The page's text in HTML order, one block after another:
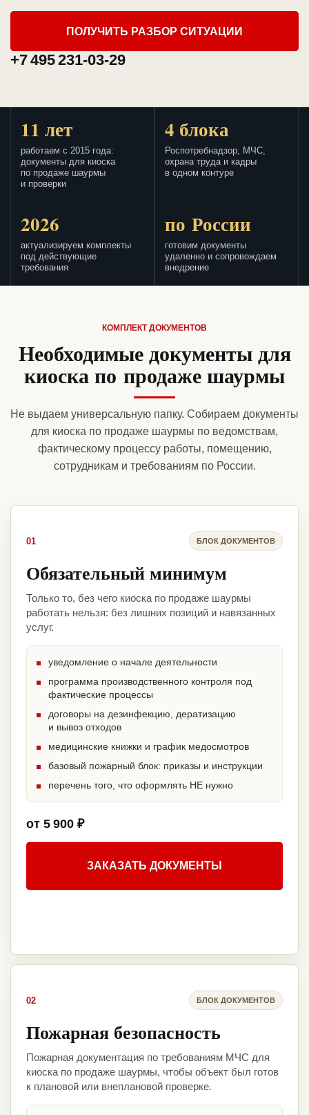
ПОЛУЧИТЬ РАЗБОР СИТУАЦИИ
+7 495 231-03-29
11 лет
работаем с 2015 года:
документы для киоска
по продаже шаурмы
и проверки
4 блока
Роспотребнадзор, МЧС,
охрана труда и кадры
в одном контуре
2026
актуализируем комплекты
под действующие
требования
по России
готовим документы
удаленно и сопровождаем
внедрение
КОМПЛЕКТ ДОКУМЕНТОВ
Необходимые документы для
киоска по продаже шаурмы
Не выдаем универсальную папку. Собираем документы
для киоска по продаже шаурмы по ведомствам,
фактическому процессу работы, помещению,
сотрудникам и требованиям по России.
01 БЛОК ДОКУМЕНТОВ
Обязательный минимум
Только то, без чего киоска по продаже шаурмы
работать нельзя: без лишних позиций и навязанных
услуг.
уведомление о начале деятельности
программа производственного контроля под
фактические процессы
договоры на дезинфекцию, дератизацию
и вывоз отходов
медицинские книжки и график медосмотров
базовый пожарный блок: приказы и инструкции
перечень того, что оформлять НЕ нужно
от 5 900 ₽
ЗАКАЗАТЬ ДОКУМЕНТЫ
02 БЛОК ДОКУМЕНТОВ
Пожарная безопасность
Пожарная документация по требованиям МЧС для
киоска по продаже шаурмы, чтобы объект был готов
к плановой или внеплановой проверке.